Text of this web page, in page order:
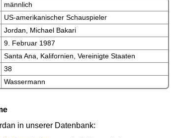
männlich
US-amerikanischer Schauspieler
Jordan, Michael Bakari
9. Februar 1987
Santa Ana, Kalifornien, Vereinigte Staaten
38
Wassermann
in unserer Datenbank: